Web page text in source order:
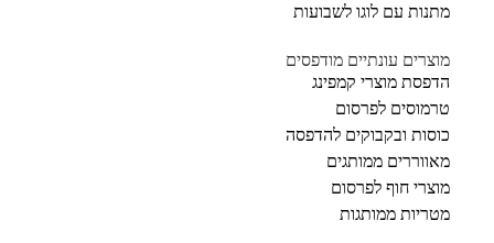
מתנות עם לוגו לשבועות
מוצרים עונתיים מודפסים
הדפסת מוצרי קמפינג
טרמוסים לפרסום
כוסות ובקבוקים להדפסה
מאווררים ממותגים
מוצרי חוף לפרסום
מטריות ממותגות